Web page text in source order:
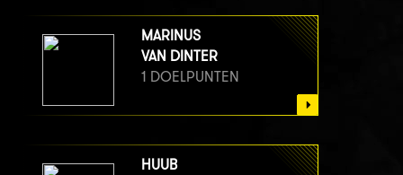
MARINUS
VAN DINTER
1 DOELPUNTEN
HUUB